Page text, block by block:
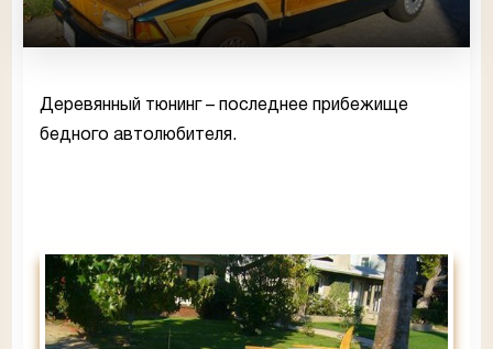
Деревянный тюнинг – последнее прибежище
бедного автолюбителя.